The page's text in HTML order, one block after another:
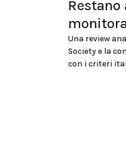
Una review
Society e la
con i criteri